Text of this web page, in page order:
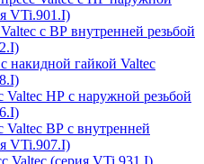
VTi.901.I)
с ВР внутренней резьбой
накидной гайкой Valtec
Valtec НР с наружной резьбой
Valtec ВР с внутренней
VTi.907.I)
Valtec (серия VTi.931.I)